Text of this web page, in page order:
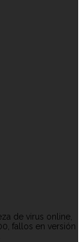
de virus online,
fallos en versión